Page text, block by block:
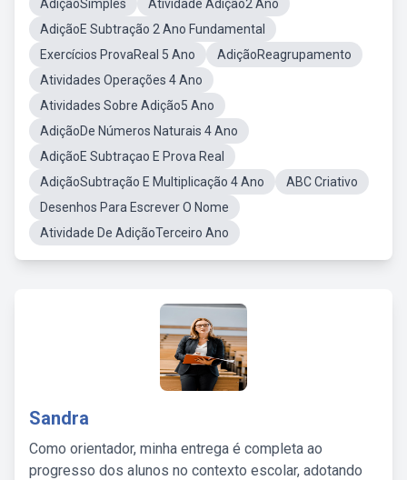
AdiçãoSimples
Atividade Adição2 Ano
AdiçãoE Subtração 2 Ano Fundamental
Exercícios ProvaReal 5 Ano
AdiçãoReagrupamento
Atividades Operações 4 Ano
Atividades Sobre Adição5 Ano
AdiçãoDe Números Naturais 4 Ano
AdiçãoE Subtraçao E Prova Real
AdiçãoSubtração E Multiplicação 4 Ano
ABC Criativo
Desenhos Para Escrever O Nome
Atividade De AdiçãoTerceiro Ano
Sandra
Como orientador, minha entrega é completa ao
progresso dos alunos no contexto escolar, adotando